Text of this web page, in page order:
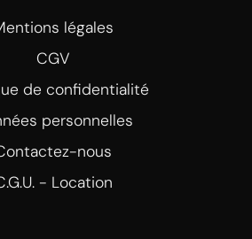
légales
CGV
de confidentialité
personnelles
nous
- Location